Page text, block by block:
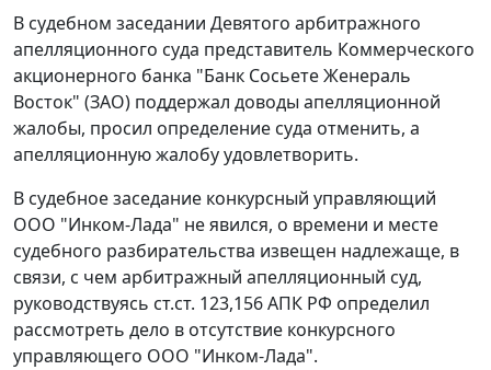
В судебном заседании Девятого арбитражного
апелляционного суда представитель Коммерческого
акционерного банка "Банк Сосьете Женераль
Восток" (ЗАО) поддержал доводы апелляционной
жалобы, просил определение суда отменить, а
апелляционную жалобу удовлетворить.
В судебное заседание конкурсный управляющий
ООО "Инком-Лада" не явился, о времени и месте
судебного разбирательства извещен надлежаще, в
связи, с чем арбитражный апелляционный суд,
руководствуясь ст.ст. 123,156АПК РФ определил
рассмотреть дело в отсутствие конкурсного
управляющего ООО "Инком-Лада".